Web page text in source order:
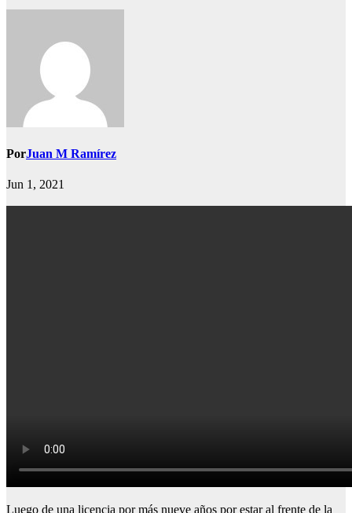
PorJuan M Ramírez
Jun 1, 2021
Luego de una licencia por más nueve años por estar al frente de la